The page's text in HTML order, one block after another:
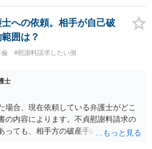
かどうかという基準はありません。
は、その条項自体が無効になり得ます
円でも、公序良俗に反するほど高額
、 結局は、妥当かどうかというより
という基準でお考えいただくといい
意できるかは、相手も納得できるか
４ 質問④ ご記載の内容からは判断
を記載しないで合意することはリス
則としては、清算条項を記載するべき
です。 ご質問に対する回答は以上で
なるかは別として、お近くの弁護士に
ついてアドバイス等を求めることを
ができることになります。 その求償権
、６０万円から８０万円程度になるこ
婚しませんので、減額してでも求償権
ることになります。） ５年後に離婚す
響が出る可能性はないと考えます。
士費用は、ご依頼になる弁護士によ
いただくといいですよ。 ご質問に対す
ば、ご依頼になるかは別にして、お
、今後の対応についてアドバイスを求
。 ご参考にしていただけますと幸いで
への依頼。相手が自己破
囲は？
倫 #慰謝料請求したい側
士
場合、現在依頼している弁護士がどこ
の内容によります。不貞慰謝料請求の
っても、相手方の破産手続への対応、